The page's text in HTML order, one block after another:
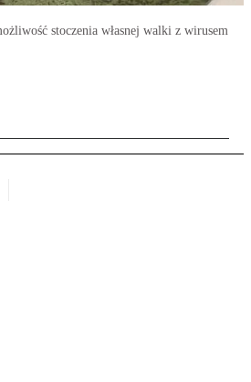
stoczenia własnej walki z wirusem